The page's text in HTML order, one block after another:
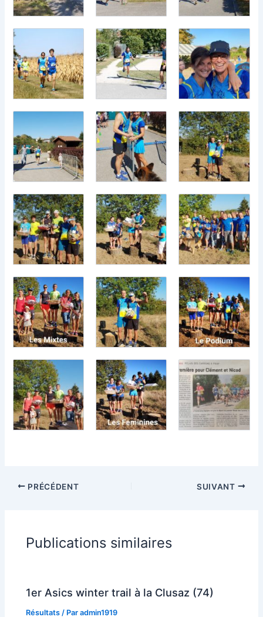
PRÉCÉDENT SUIVANT
Publications similaires
1er Asics winter trail à la Clusaz (74)
Résultats / Paradmin1919